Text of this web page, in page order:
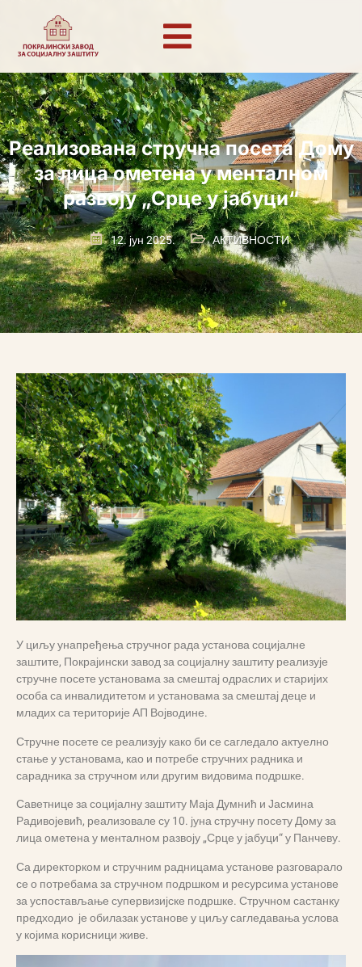
Реализована стручна посета Дому
за лица ометена у менталном
развоју „Срце у јабуци“
12. јун 2025. АКТИВНОСТИ
У циљу унапређења стручног рада установа социјалне
заштите, Покрајински завод за социјалну заштиту реализује
стручне посете установама за смештај одраслих и старијих
особа са инвалидитетом и установама за смештај деце и
младих са територије АП Војводине.
Стручне посете се реализују како би се сагледало актуелно
стање у установама, као и потребе стручних радника и
сарадника за стручном или другим видовима подршке.
Саветнице за социјалну заштиту Маја Думнић и Јасмина
Радивојевић, реализовале су 10. јуна стручну посету Дому за
лица ометена у менталном развоју „Срце у јабуци“ у Панчеву.
Са директорком и стручним радницама установе разговарало
се о потребама за стручном подршком и ресурсима установе
за успостављање супервизијске подршке. Стручном састанку
предходио је обилазак установе у циљу сагледавања услова
у којима корисници живе.